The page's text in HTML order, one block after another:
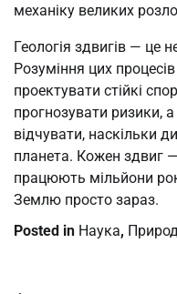
механіку великих
Геологія здвигів — це
Розуміння цих
проектувати стійкі
прогнозувати
відчувати, наскільки
планета. Кожен здвиг
працюють мільйони
Землю просто зараз.
Posted in Наука,